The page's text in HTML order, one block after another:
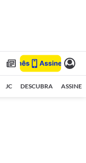
JC DESCUBRA ASSINE